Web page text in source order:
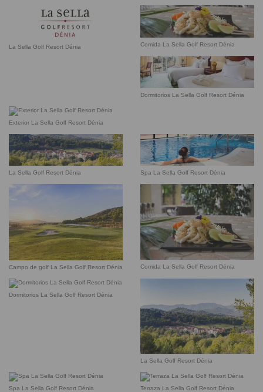
La Sella Golf Resort Dénia Comida La Sella Golf Resort Dénia
Dormitorios La Sella Golf Resort Dénia
Exterior La Sella Golf Resort Dénia
La Sella Golf Resort Dénia Spa La Sella Golf Resort Dénia
Campo de golf La Sella Golf Resort Dénia Comida La Sella Golf Resort Dénia
Dormitorios La Sella Golf Resort Dénia
La Sella Golf Resort Dénia
Spa La Sella Golf Resort Dénia Terraza La Sella Golf Resort Dénia